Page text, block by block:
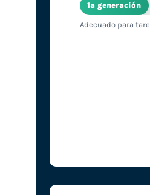
1ª generación
Adecuado para